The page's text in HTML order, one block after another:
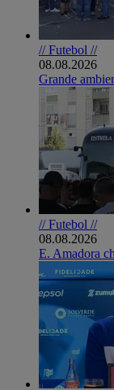
// Futebol //
08.08.2026
Grande
// Futebol //
08.08.2026
E. Amadora